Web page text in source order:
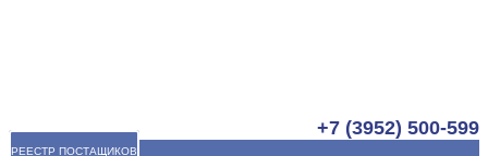
+7 (3952) 500-599
РЕЕСТР ПОСТАЩИКОВ